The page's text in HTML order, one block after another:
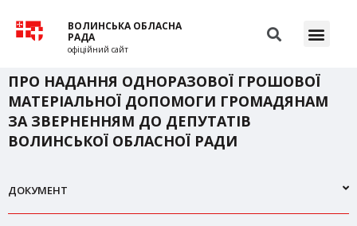
ВОЛИНСЬКА ОБЛАСНА
РАДА
офіційний сайт
ПРО НАДАННЯ ОДНОРАЗОВОЇ ГРОШОВОЇ
МАТЕРІАЛЬНОЇ ДОПОМОГИ ГРОМАДЯНАМ
ЗА ЗВЕРНЕННЯМ ДО ДЕПУТАТІВ
ВОЛИНСЬКОЇ ОБЛАСНОЇ РАДИ
ДОКУМЕНТ